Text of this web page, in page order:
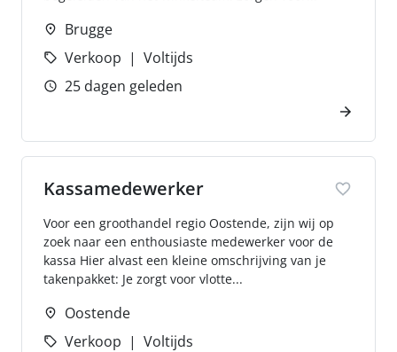
Brugge
Verkoop
Voltijds
25 dagen geleden
Kassamedewerker
Voor een groothandel regio Oostende, zijn wij op
zoek naar een enthousiaste medewerker voor de
kassa Hier alvast een kleine omschrijving van je
takenpakket: Je zorgt voor vlotte...
Oostende
Verkoop
Voltijds